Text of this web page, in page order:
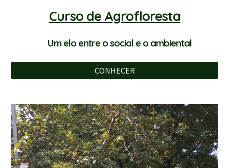
Curso de Agrofloresta
Um elo entre o social e o ambiental
CONHECER